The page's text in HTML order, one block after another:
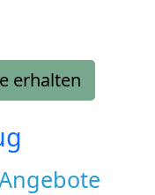
erhalten